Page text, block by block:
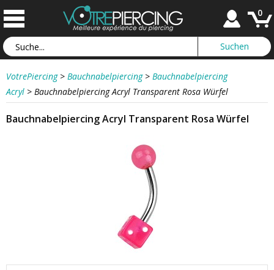
0
VotrePiercing > Bauchnabelpiercing > Bauchnabelpiercing
Acryl > Bauchnabelpiercing Acryl Transparent Rosa Würfel
Bauchnabelpiercing Acryl Transparent Rosa Würfel